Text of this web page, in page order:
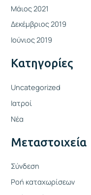
Μάιος 2021
Δεκέμβριος 2019
Ιούνιος 2019
Kατηγορίες
Uncategorized
Ιατροί
Νέα
Μεταστοιχεία
Σύνδεση
Ροή καταχωρίσεων